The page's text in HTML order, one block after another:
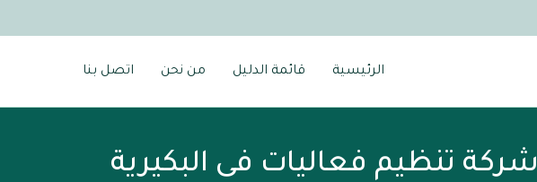
الرئيسية قائمة الدليل من نحن اتصل بنا
شركة تنظيم فعاليات فى البكيرية